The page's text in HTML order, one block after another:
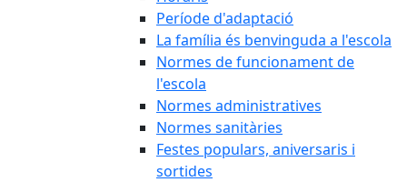
Període d'adaptació
La família és benvinguda a l'escola
Normes de funcionament de
l'escola
Normes administratives
Normes sanitàries
Festes populars, aniversaris i
sortides